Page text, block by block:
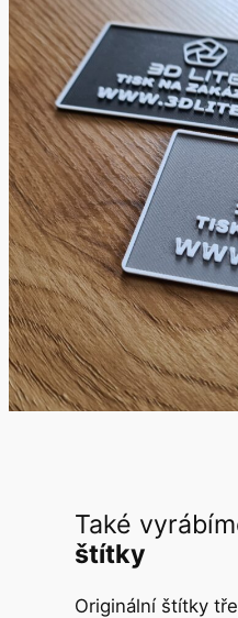
Také
štítky
Originální štítky